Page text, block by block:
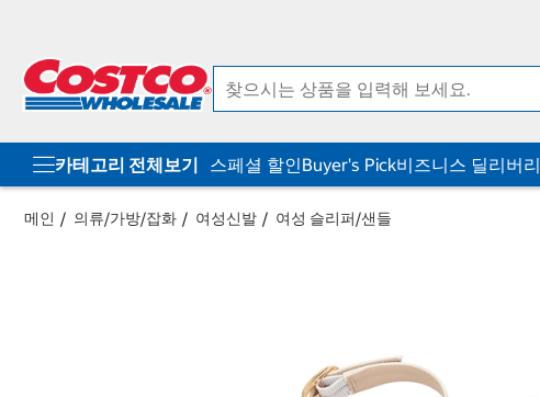
카테고리 전체보기 스페셜 할인Buyer's Pick비즈니스 딜리버리
메인 의류/가방/잡화 여성신발 여성 슬리퍼/샌들